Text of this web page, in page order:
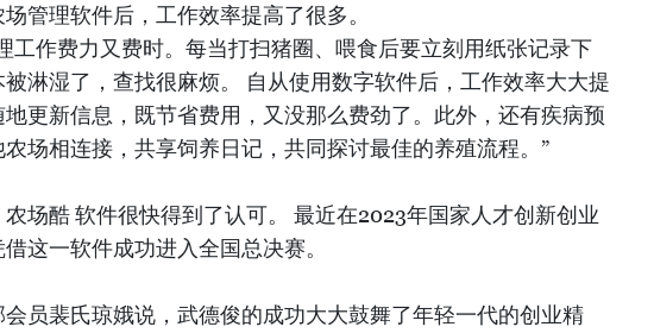
管理软件后，工作效率提高了很多。
工作费力又费时。每当打扫猪圈、喂食后要立刻用纸张记录下
淋湿了，查找很麻烦。 自从使用数字软件后，工作效率大大提
更新信息，既节省费用，又没那么费劲了。此外，还有疾病预
场相连接，共享饲养日记，共同探讨最佳的养殖流程。”
场酷 软件很快得到了认可。 最近在2023年国家人才创新创业
这一软件成功进入全国总决赛。
员裴氏琼娥说，武德俊的成功大大鼓舞了年轻一代的创业精